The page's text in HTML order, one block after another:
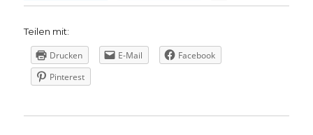
Teilen mit:
Drucken E-Mail
Facebook
Pinterest